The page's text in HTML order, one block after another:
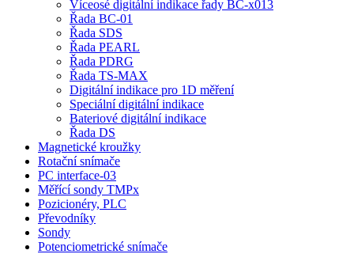
Víceosé digitální indikace řady BC-x013
Řada BC-01
Řada SDS
Řada PEARL
Řada PDRG
Řada TS-MAX
Digitální indikace pro 1D měření
Speciální digitální indikace
Bateriové digitální indikace
Řada DS
Magnetické kroužky
Rotační snímače
PC interface-03
Měřící sondy TMPx
Pozicionéry, PLC
Převodníky
Sondy
Potenciometrické snímače